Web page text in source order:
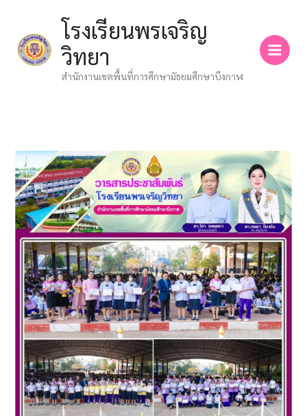
content
โรงเรียนพรเจริญ
วิทยา
สำนักงานเขตพื้นที่การศึกษามัธยมศึกษาบึงกาฬ